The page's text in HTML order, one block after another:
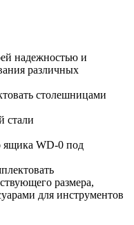
надежностью и
различных
столешницами
стали
ящика WD-0 под
размера,
для инструментов